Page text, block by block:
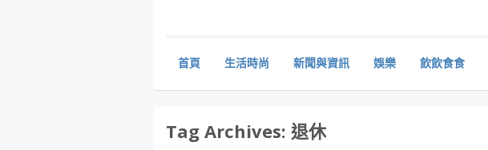
首頁 生活時尚 新聞與資訊 娛樂 飲飲食食
Tag Archives: 退休